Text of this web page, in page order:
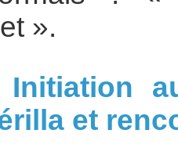
».
Initiation
et